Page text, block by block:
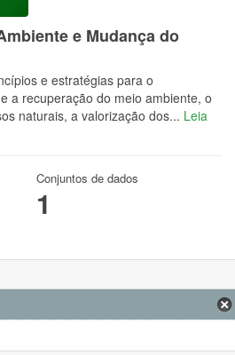
e Mudança do
e estratégias para o
a recuperação do meio ambiente, o
naturais, a valorização dos... Leia
Conjuntos de dados
1